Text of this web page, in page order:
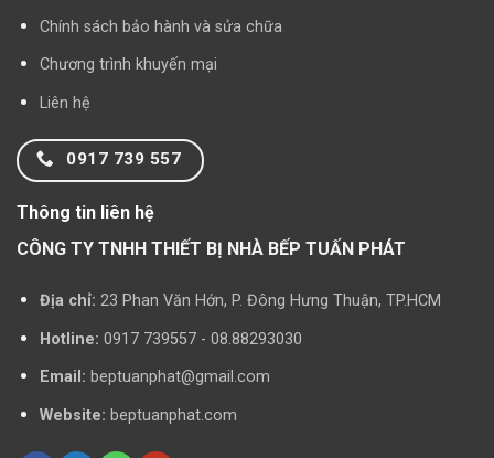
Chính sách bảo hành và sửa chữa
Chương trình khuyến mại
Liên hệ
0917 739 557
Thông tin liên hệ
CÔNG TY TNHH THIẾT BỊ NHÀ BẾP TUẤN PHÁT
Địa chỉ: 23 Phan Văn Hớn, P. Đông Hưng Thuận, TP.HCM
Hotline: 0917 739557 - 08.88293030
Email: beptuanphat@gmail.com
Website: beptuanphat.com